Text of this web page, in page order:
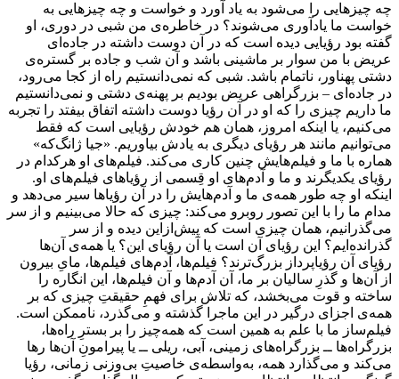
چه چیزهایی را می‌شود به یاد آورد و خواست و چه چیزهایی به
خواست ما یادآوری می‌شوند؟ در خاطره‌ی من شبی در دوری، او
گفته بود رؤیایی دیده است که در آن دوست داشته در جاده‌ای
عریض با من سوار بر ماشینی باشد و آن شب و جاده بر گستره‌ی
دشتی پهناور، ناتمام باشد. شبی که نمی‌دانستیم راه از کجا می‌رود،
در جاده‌ای – بزرگراهی عریض بودیم بر پهنه‌ی دشتی و نمی‌دانستیم
ما داریم چیزی را که او در آن رؤیا دوست داشته اتفاق بیفتد را تجربه
می‌کنیم، یا اینکه امروز، همان هم خودش رؤیایی است که فقط
می‌توانیم مانند هر رؤیای دیگری به یادش بیاوریم. «جیا ژانگ‌که»
هماره با ما و فیلم‌هایش چنین کاری می‌کند. فیلم‌های او هرکدام در
رؤیای یکدیگرند و ما و آدم‌های او قِسمی از رؤیاهای فیلم‌های او.
اینکه او چه طور همه‌ی ما و آدم‌هایش را در آن رؤیاها سیر می‌دهد و
مدام ما را با این تصور روبرو می‌کند: چیزی که حالا می‌بینیم و از سر
می‌گذرانیم، همان چیزی است که پیش‌ازاین دیده و از سر
گذرانده‌ایم؟ این رؤیای آن است یا آن رؤیای این؟ یا همه‌ی آن‌ها
رؤیای آن رؤیاپرداز بزرگ‌ترند؟ فیلم‌ها، آدم‌های فیلم‌ها، مایِ بیرون
از آن‌ها و گذرِ سالیان بر ما، آن آدم‌ها و آن فیلم‌ها، این انگاره را
ساخته و قوت می‌بخشد، که تلاش برای فهمِ حقیقتِ چیزی که بر
همه‌ی اجزای درگیر در این ماجرا گذشته و می‌گذرد، ناممکن است.
فیلم‌ساز ما با علم به همین است که همه‌چیز را بر بسترِ راه‌ها،
بزرگراه‌ها ــ بزرگراه‌های زمینی، آبی، ریلی ــ یا پیرامونِ آن‌ها رها
می‌کند و می‌گذارد همه، به‌واسطه‌ی خاصیتِ بی‌وزنی زمانی، رؤیا